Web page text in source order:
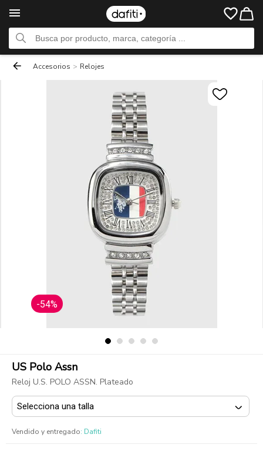
Accesorios > Relojes
-54%
US Polo Assn
Reloj U.S. POLO ASSN. Plateado
Vendido y entregado: Dafiti